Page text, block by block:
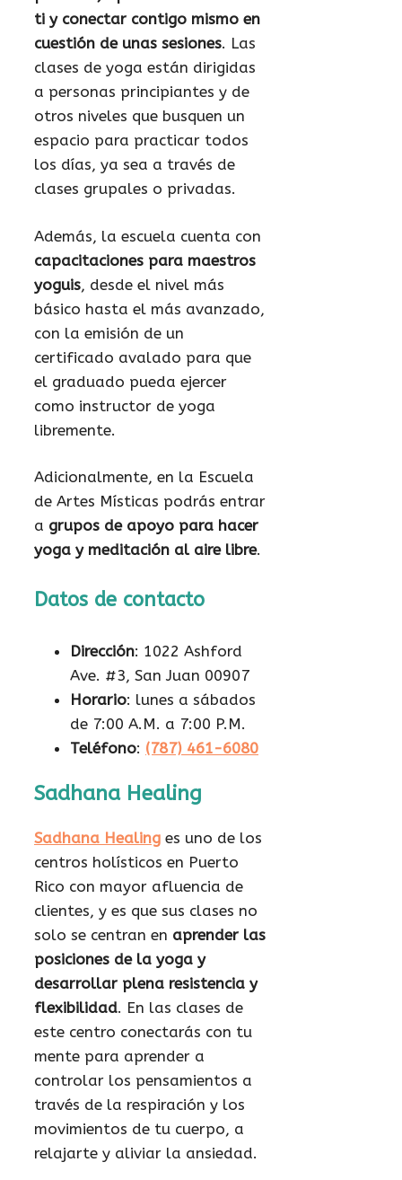
ti y conectar contigo mismo en
cuestión de unas sesiones. Las
clases de yoga están dirigidas
a personas principiantes y de
otros niveles que busquen un
espacio para practicar todos
los días, ya sea a través de
clases grupales o privadas.
Además, la escuela cuenta con
capacitaciones para maestros
yoguis, desde el nivel más
básico hasta el más avanzado,
con la emisión de un
certificado avalado para que
el graduado pueda ejercer
como instructor de yoga
libremente.
Adicionalmente, en la Escuela
de Artes Místicas podrás entrar
a grupos de apoyo para hacer
yoga y meditación al aire libre.
Datos de contacto
Dirección: 1022 Ashford
Ave. #3, San Juan 00907
Horario: lunes a sábados
de 7:00 A.M. a 7:00 P.M.
Teléfono: (787) 461-6080
Sadhana Healing
Sadhana Healing es uno de los
centros holísticos en Puerto
Rico con mayor afluencia de
clientes, y es que sus clases no
solo se centran en aprender las
posiciones de la yoga y
desarrollar plena resistencia y
flexibilidad. En las clases de
este centro conectarás con tu
mente para aprender a
controlar los pensamientos a
través de la respiración y los
movimientos de tu cuerpo, a
relajarte y aliviar la ansiedad.